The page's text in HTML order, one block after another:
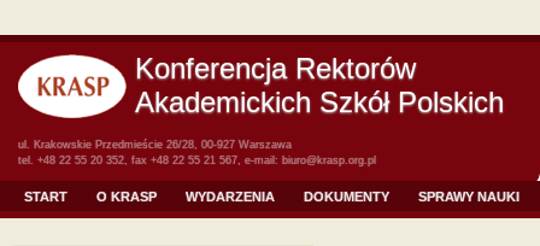
Konferencja Rektorów
Akademickich Szkół Polskich
ul. Krakowskie Przedmieście 26/28, 00-927 Warszawa
tel. +48 22 55 20 352, fax +48 22 55 21 567, e-mail: biuro@krasp.org.pl
START O KRASP WYDARZENIA DOKUMENTY SPRAWY NAUKI